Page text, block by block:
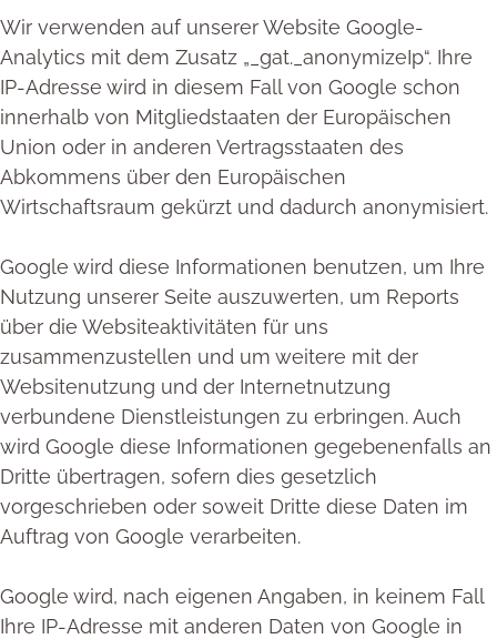
Wir verwenden auf unserer Website Google-
Analytics mit dem Zusatz „_gat._anonymizeIp“. Ihre
IP-Adresse wird in diesem Fall von Google schon
innerhalb von Mitgliedstaaten der Europäischen
Union oder in anderen Vertragsstaaten des
Abkommens über den Europäischen
Wirtschaftsraum gekürzt und dadurch anonymisiert.
Google wird diese Informationen benutzen, um Ihre
Nutzung unserer Seite auszuwerten, um Reports
über die Websiteaktivitäten für uns
zusammenzustellen und um weitere mit der
Websitenutzung und der Internetnutzung
verbundene Dienstleistungen zu erbringen. Auch
wird Google diese Informationen gegebenenfalls an
Dritte übertragen, sofern dies gesetzlich
vorgeschrieben oder soweit Dritte diese Daten im
Auftrag von Google verarbeiten.
Google wird, nach eigenen Angaben, in keinem Fall
Ihre IP-Adresse mit anderen Daten von Google in